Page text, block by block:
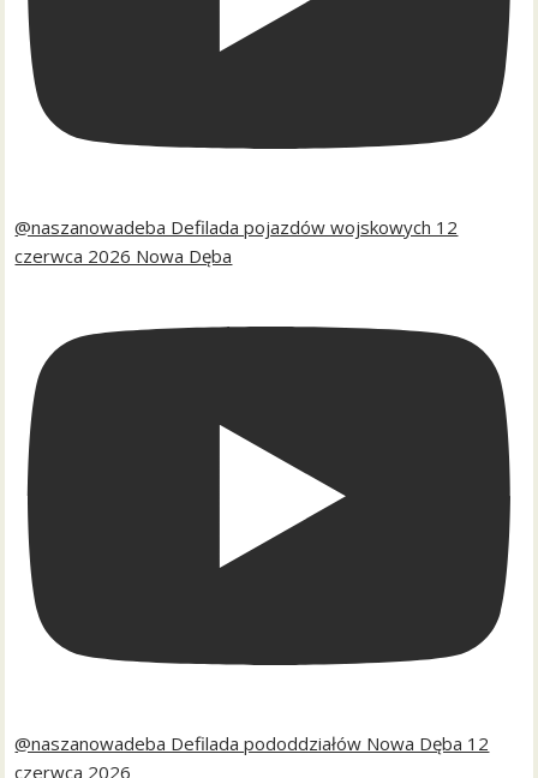
@naszanowadeba Defilada pojazdów wojskowych 12
czerwca 2026 Nowa Dęba
@naszanowadeba Defilada pododdziałów Nowa Dęba 12
czerwca 2026